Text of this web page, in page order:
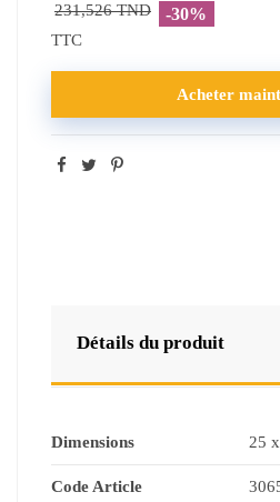
231,526 TND -30%
TTC
Acheter
Détails du produit
Dimensions 25
Code Article